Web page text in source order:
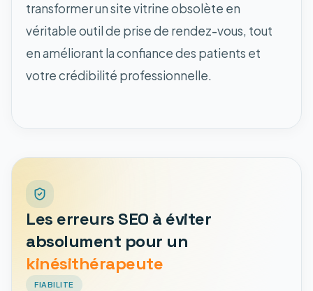
transformer un site vitrine obsolète en
véritable outil de prise de rendez-vous, tout
en améliorant la confiance des patients et
votre crédibilité professionnelle.
Les erreurs SEO à éviter
absolument pour un
kinésithérapeute
FIABILITE